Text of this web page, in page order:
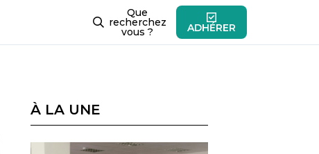
Que
recherchez
vous ? ADHÉRER
À LA UNE